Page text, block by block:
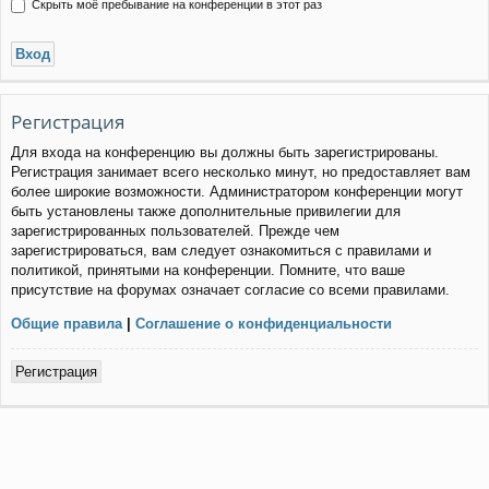
Скрыть моё пребывание на конференции в этот раз
Регистрация
Для входа на конференцию вы должны быть зарегистрированы.
Регистрация занимает всего несколько минут, но предоставляет вам
более широкие возможности. Администратором конференции могут
быть установлены также дополнительные привилегии для
зарегистрированных пользователей. Прежде чем
зарегистрироваться, вам следует ознакомиться с правилами и
политикой, принятыми на конференции. Помните, что ваше
присутствие на форумах означает согласие со всеми правилами.
Общие правила| Соглашение о конфиденциальности
Регистрация